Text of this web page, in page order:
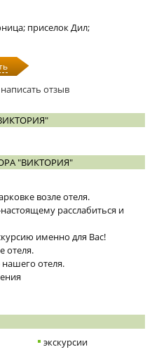
приселок Дил;
написать отзыв
"ВИКТОРИЯ"
возле отеля.
расслабиться и
именно для Вас!
отеля.
отеля.
экскурсии